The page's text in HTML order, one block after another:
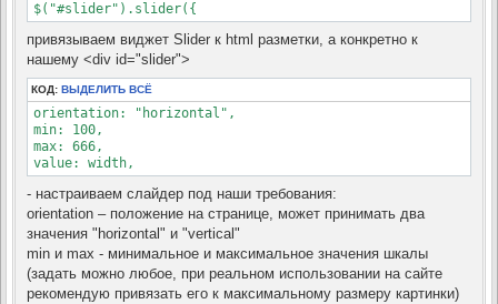
$("#slider").slider({
привязываем виджет Slider к html разметки, а конкретно к
нашему <div id="slider">
КОД: ВЫДЕЛИТЬ ВСЁ
orientation: "horizontal",
min: 100,
max: 666,
value: width,
- настраиваем слайдер под наши требования:
orientation – положение на странице, может принимать два
значения "horizontal" и "vertical"
min и max - минимальное и максимальное значения шкалы
(задать можно любое, при реальном использовании на сайте
рекомендую привязать его к максимальному размеру картинки)